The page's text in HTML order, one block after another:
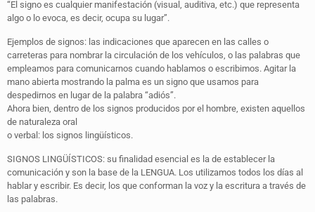
“El signo es cualquier manifestación (visual, auditiva, etc.) que representa
algo o lo evoca, es decir, ocupa su lugar”.
Ejemplos de signos: las indicaciones que aparecen en las calles o
carreteras para nombrar la circulación de los vehículos, o las palabras que
empleamos para comunicarnos cuando hablamos o escribimos. Agitar la
mano abierta mostrando la palma es un signo que usamos para
despedirnos en lugar de la palabra “adiós”.
Ahora bien, dentro de los signos producidos por el hombre, existen aquellos
de naturaleza oral
o verbal: los signos lingüísticos.
SIGNOS LINGÜÍSTICOS: su finalidad esencial es la de establecer la
comunicación y son la base de la LENGUA. Los utilizamos todos los días al
hablar y escribir. Es decir, los que conforman la voz y la escritura a través de
las palabras.